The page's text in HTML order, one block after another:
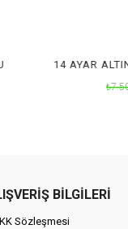
14 AYAR
BİLGİLERİ
Sözleşmesi